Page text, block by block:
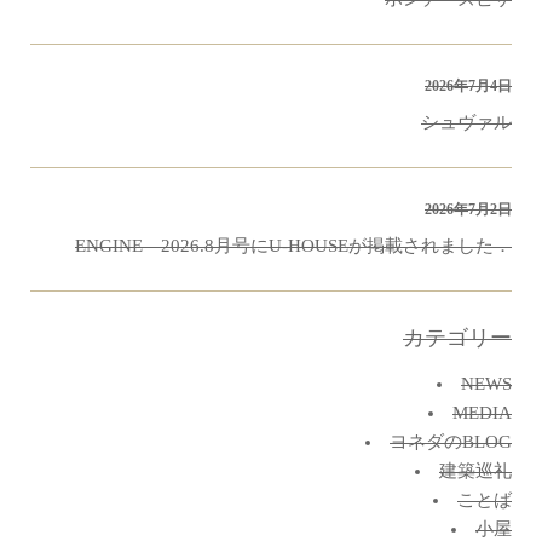
シュヴァル
2026年7月4日
ENGINE 2026.8月号にU-HOUSEが掲載されました．
2026年7月2日
カテゴリー
NEWS
MEDIA
ヨネダのBLOG
建築巡礼
ことば
小屋